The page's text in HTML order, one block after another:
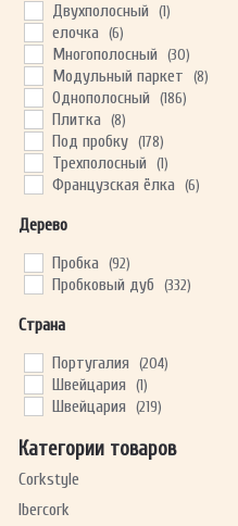
Двухполосный (1)
елочка (6)
Многополосный (30)
Модульный паркет (8)
Однополосный (186)
Плитка (8)
Под пробку (178)
Трехполосный (1)
Французская ёлка (6)
Дерево
Пробка (92)
Пробковый дуб (332)
Страна
Португалия (204)
Швейцария (1)
Швейцария (219)
Категории товаров
Corkstyle
Ibercork